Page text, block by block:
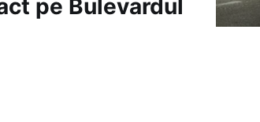
pe Bulevardul